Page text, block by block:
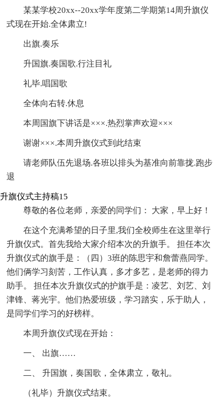
某某学校20xx--20xx学年度第二学期第14周升旗仪
式现在开始.全体肃立!
出旗.奏乐
升国旗.奏国歌.行注目礼
礼毕.唱国歌
全体向右转.休息
本周国旗下讲话是×××.热烈掌声欢迎×××
谢谢×××.本周升旗仪式到此结束
请老师队伍先退场.各班以排头为基准向前靠拢.跑步
退
升旗仪式主持稿15
尊敬的各位老师，亲爱的同学们： 大家，早上好！
在这个充满希望的日子里,我们全校师生在这里举行
升旗仪式。首先我给大家介绍本次的升旗手。 担任本次
升旗仪式的旗手是：（四）3班的陈思宇和詹蕾燕同学。
他们俩学习刻苦，工作认真，多才多艺，是老师的得力
助手。 担任本次升旗仪式的护旗手是：凌艺、刘艺、刘
津锋、蒋光宇。他们热爱班级，学习踏实，乐于助人，
是同学们学习的好榜样。
本周升旗仪式现在开始：
一、 出旗……
二、 升国旗，奏国歌，全体肃立，敬礼。
（礼毕）升旗仪式结束。